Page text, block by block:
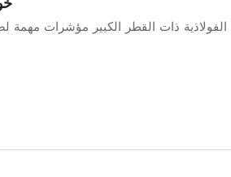
الفولاذية ذات القطر الكبير مؤشرات مهمة